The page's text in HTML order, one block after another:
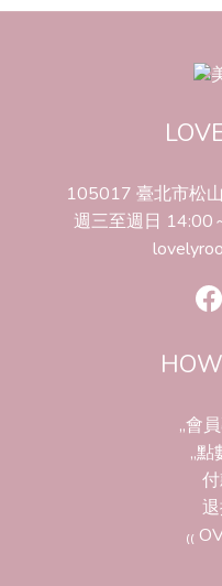
105017 臺北市松
週三至週日 14:00
,,會
,,
₍₍